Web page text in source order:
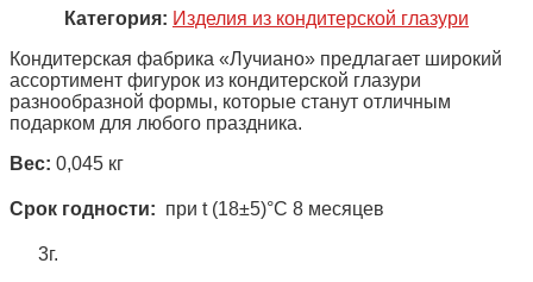
Категория: Изделия из кондитерской глазури
Кондитерская фабрика «Лучиано» предлагает широкий
ассортимент фигурок из кондитерской глазури
разнообразной формы, которые станут отличным
подарком для любого праздника.
Вес: 0,045 кг
Срок годности: при t (18±5)°С 8 месяцев
3г.